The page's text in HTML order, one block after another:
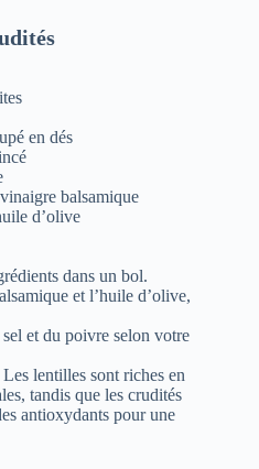
en dés
balsamique
d’olive
dans un bol.
et l’huile d’olive,
et du poivre selon votre
Les lentilles sont riches en
tandis que les crudités
antioxydants pour une